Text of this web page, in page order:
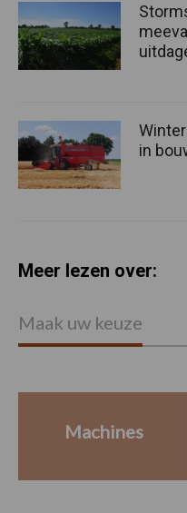
in
Meer lezen over:
Maak uw keuze
Machines